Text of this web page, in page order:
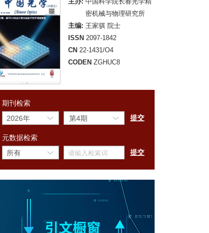
密机械与物理研究所
主编: 王家骐 院士
ISSN 2097-1842
CN 22-1431/O4
CODEN ZGHUC8
期刊检索
元数据检索